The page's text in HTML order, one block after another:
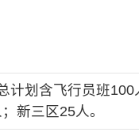
计划含飞行员班100
新三区25人。